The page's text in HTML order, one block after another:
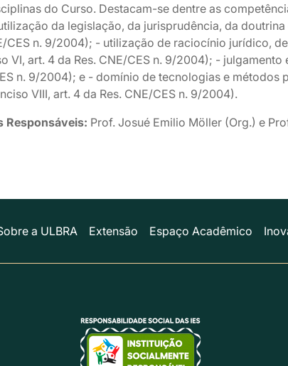
do Curso. Destacam-se dentre as
da legislação, da jurisprudência, da
CES n. 9/2004); - utilização de raciocínio jurídico,
VI, art. 4 da Res. CNE/CES n. 9/2004); -
n. 9/2004); e - domínio de tecnologias e métodos
VIII, art. 4 da Res. CNE/CES n. 9/2004).
Responsáveis: Prof. Josué Emilio Möller (Org.) e
a ULBRA Extensão Espaço Acadêmico